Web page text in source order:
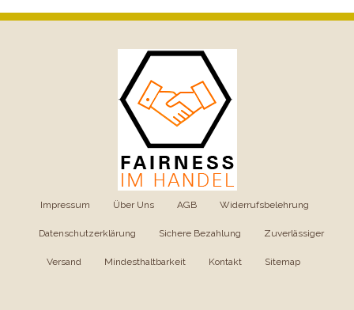
Impressum Über Uns AGB Widerrufsbelehrung
Datenschutzerklärung Sichere Bezahlung Zuverlässiger
Versand Mindesthaltbarkeit Kontakt Sitemap